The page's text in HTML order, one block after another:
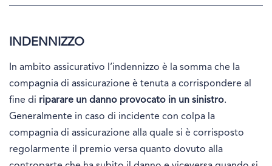
INDENNIZZO
In ambito assicurativo l’indennizzo è la somma che la
compagnia di assicurazione è tenuta a corrispondere al
fine di riparare un danno provocato in un sinistro.
Generalmente in caso di incidente con colpa la
compagnia di assicurazione alla quale si è corrisposto
regolarmente il premio versa quanto dovuto alla